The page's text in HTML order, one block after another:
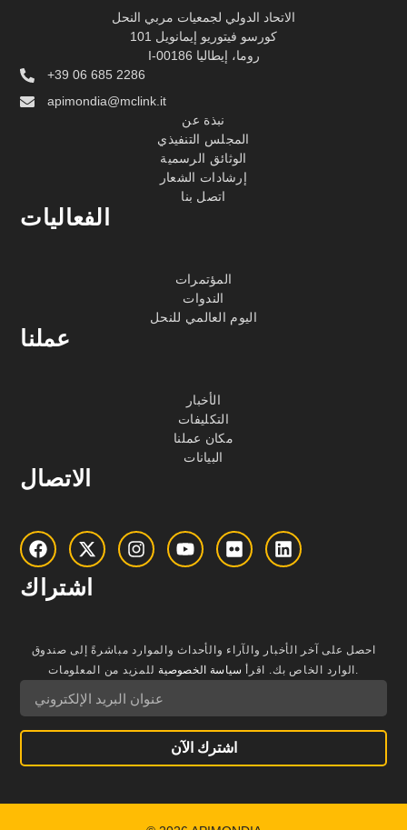
الاتحاد الدولي لجمعيات مربي النحل
كورسو فيتوريو إيمانويل 101
I-00186 روما، إيطاليا
+39 06 685 2286
apimondia@mclink.it
نبذة عن
المجلس التنفيذي
الوثائق الرسمية
إرشادات الشعار
اتصل بنا
الفعاليات
المؤتمرات
الندوات
اليوم العالمي للنحل
عملنا
الأخبار
التكليفات
مكان عملنا
البيانات
الاتصال
اشتراك
احصل على آخر الأخبار والآراء والأحداث والموارد مباشرةً إلى صندوق
الوارد الخاص بك.
اقرأ سياسة الخصوصية للمزيد من المعلومات.
اشترك الآن